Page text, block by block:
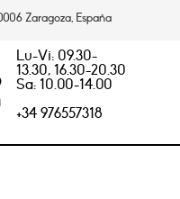
Zaragoza, España
Lu-Vi: 09.30-
13.30, 16.30-20.30
Sa: 10.00-14.00
+34 976557318